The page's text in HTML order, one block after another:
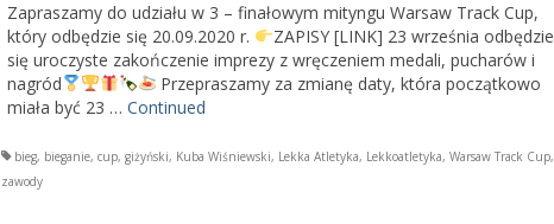
Zapraszamy do udziału w 3 – finałowym mityngu Warsaw Track Cup,
który odbędzie się 20.09.2020 r.
ZAPISY [LINK] 23 września odbędzie
się uroczyste zakończenie imprezy z wręczeniem medali, pucharów i
nagród
Przepraszamy za zmianę daty, która początkowo
miała być 23 … Continued
bieg, bieganie, cup, giżyński, Kuba Wiśniewski, Lekka Atletyka, Lekkoatletyka, Warsaw Track Cup,
zawody